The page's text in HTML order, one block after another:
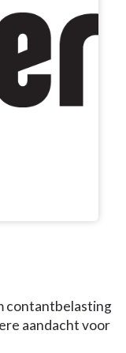
contantbelasting
aandacht voor